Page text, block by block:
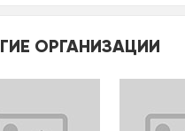
ОРГАНИЗАЦИИ